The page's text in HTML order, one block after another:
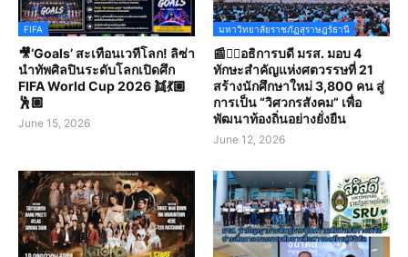
FIFA
🎥‘Goals’ สะเทือนเวทีโลก! ลิซ่า
นำทัพศิลปินระดับโลกเปิดศึก
FIFA World Cup 2026 👯💃🏼
🕺🏽
June 15, 2026
มหาวิทยาลัยราชภัฏสุราษฎร์ธานี
📰✍🏻อธิการบดี มรส. มอบ 4
ทักษะสำคัญแห่งศตวรรษที่ 21
สร้างนักศึกษาใหม่ 3,800 คน สู่
การเป็น “วิศวกรสังคม” เพื่อ
พัฒนาท้องถิ่นอย่างยั่งยืน
June 12, 2026